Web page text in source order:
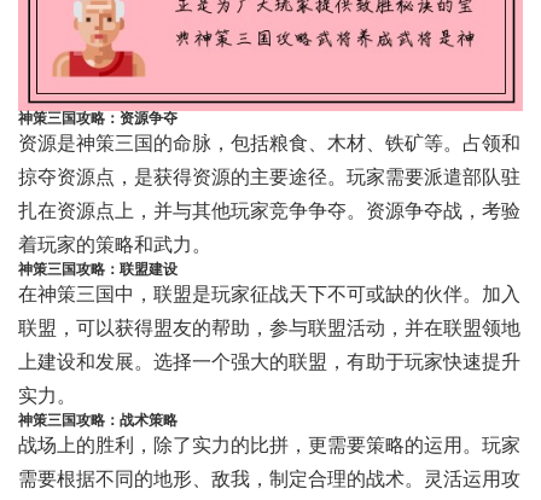
神策三国攻略：资源争夺
资源是神策三国的命脉，包括粮食、木材、铁矿等。占领和
掠夺资源点，是获得资源的主要途径。玩家需要派遣部队驻
扎在资源点上，并与其他玩家竞争争夺。资源争夺战，考验
着玩家的策略和武力。
神策三国攻略：联盟建设
在神策三国中，联盟是玩家征战天下不可或缺的伙伴。加入
联盟，可以获得盟友的帮助，参与联盟活动，并在联盟领地
上建设和发展。选择一个强大的联盟，有助于玩家快速提升
实力。
神策三国攻略：战术策略
战场上的胜利，除了实力的比拼，更需要策略的运用。玩家
需要根据不同的地形、敌我，制定合理的战术。灵活运用攻